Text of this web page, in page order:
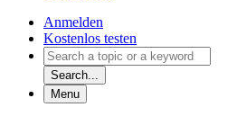
Anmelden
Kostenlos testen
Search...
Menu